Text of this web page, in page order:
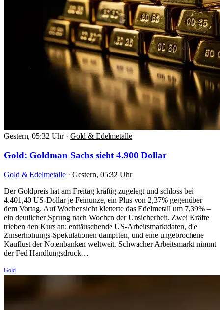
Gestern, 05:32 Uhr · Gold & Edelmetalle
Gold: Goldman Sachs sieht 4.900 Dollar
Gold & Edelmetalle · Gestern, 05:32 Uhr
Der Goldpreis hat am Freitag kräftig zugelegt und schloss bei
4.401,40 US-Dollar je Feinunze, ein Plus von 2,37% gegenüber
dem Vortag. Auf Wochensicht kletterte das Edelmetall um 7,39% –
ein deutlicher Sprung nach Wochen der Unsicherheit. Zwei Kräfte
trieben den Kurs an: enttäuschende US-Arbeitsmarktdaten, die
Zinserhöhungs-Spekulationen dämpften, und eine ungebrochene
Kauflust der Notenbanken weltweit. Schwacher Arbeitsmarkt nimmt
der Fed Handlungsdruck…
Gold